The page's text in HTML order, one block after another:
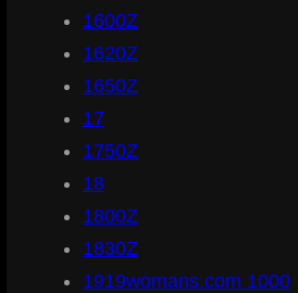
1600Z
1620Z
1650Z
17
1750Z
18
1800Z
1830Z
1919womans.com 1000